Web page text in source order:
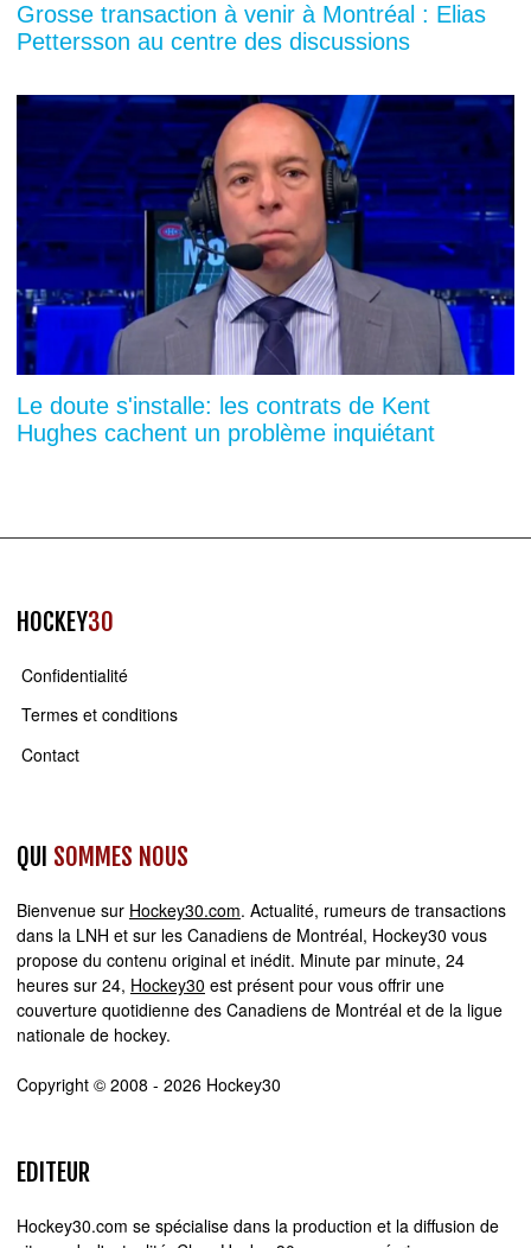
Grosse transaction à venir à Montréal : Elias
Pettersson au centre des discussions
Le doute s'installe: les contrats de Kent
Hughes cachent un problème inquiétant
HOCKEY30
Confidentialité
Termes et conditions
Contact
QUI SOMMES NOUS
Bienvenue sur Hockey30.com. Actualité, rumeurs de transactions
dans la LNH et sur les Canadiens de Montréal, Hockey30 vous
propose du contenu original et inédit. Minute par minute, 24
heures sur 24, Hockey30 est présent pour vous offrir une
couverture quotidienne des Canadiens de Montréal et de la ligue
nationale de hockey.
Copyright © 2008 - 2026 Hockey30
EDITEUR
Hockey30.com se spécialise dans la production et la diffusion de